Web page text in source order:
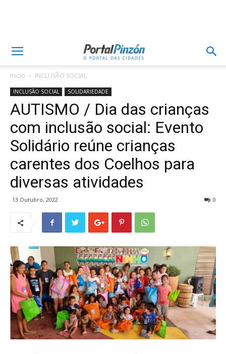
Inicio INCLUSÃO SOCIAL
INCLUSÃO SOCIAL SOLIDARIEDADE
AUTISMO / Dia das crianças
com inclusão social: Evento
Solidário reúne crianças
carentes dos Coelhos para
diversas atividades
13 Outubro, 2022 0